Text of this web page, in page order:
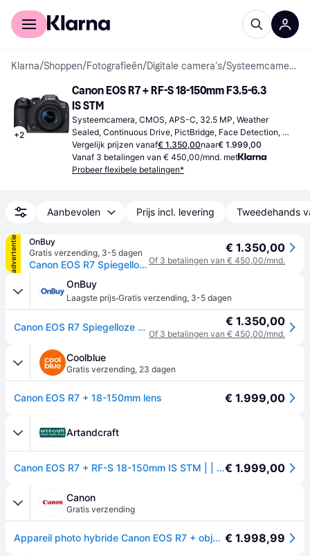
Voor shoppers
Klarna/Shoppen/Fotografieën/Digitale camera's/ Systeemcamera's
+2
Canon EOS R7 + RF-S 18-150mm F3.5-6.3
IS STM
Systeemcamera, CMOS, APS-C, 32.5 MP, Weather
Sealed, Continuous Drive, PictBridge, Face Detection,
612g
Vergelijk prijzen vanaf€ 1.350,00naar€ 1.999,00
Vanaf 3 betalingen van € 450,00/mnd. met
Probeer flexibele betalingen*
Aanbevolen Prijs incl. levering Tweedehands
advertentie
OnBuy
Gratis verzending, 3-5 dagen
Canon EOS R7 Spiegelloze camera met 18-150 mm objectief
€ 1.350,00
Of 3 betalingen van € 450,00/mnd.
OnBuy
Laagste prijs·Gratis verzending, 3-5 dagen
Canon EOS R7 Spiegelloze camera met 18-150 mm objectief € 1.350,00
Of 3 betalingen van € 450,00/mnd.
Coolblue
Gratis verzending, 23 dagen
Canon EOS R7 + 18-150mm lens € 1.999,00
Artandcraft
Canon EOS R7 + RF-S 18-150mm IS STM | | 4549292185553€ 1.999,00
Canon
Gratis verzending
Appareil photo hybride Canon EOS R7 + objectif RF-S 18-150mm F3.5-6.3 IS STM € 1.998,99